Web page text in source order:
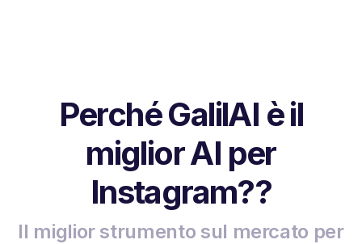
Perché GalilAI è il
miglior AI per
Instagram??
Il miglior strumento sul mercato per